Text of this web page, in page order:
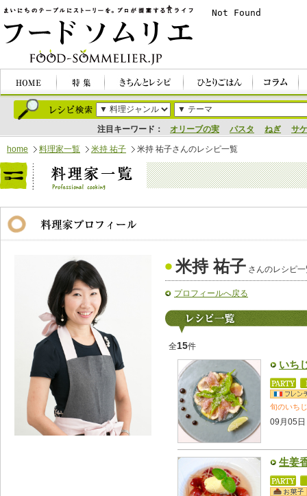
注目キーワード： オリーブの実 パスタ ねぎ サケ
home 料理家一覧 米持 祐子 米持 祐子さんのレシピ一覧
米持 祐子 さんのレシピ
プロフィールへ戻る
全15件
いち
旬のいち
09月05日
生姜